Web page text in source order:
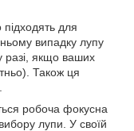
підходять для
випадку лупу
разі, якщо ваших
Також ця
робоча фокусна
лупи. У своїй